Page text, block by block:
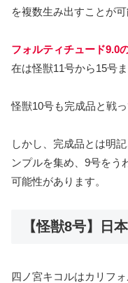
を複数生み出すことが可
フォルティチュード9.0
在は怪獣11号から15号
怪獣10号も完成品と戦
しかし、完成品とは明
ンプルを集め、9号をう
可能性があります。
【怪獣8号】日
四ノ宮キコルはカリフ